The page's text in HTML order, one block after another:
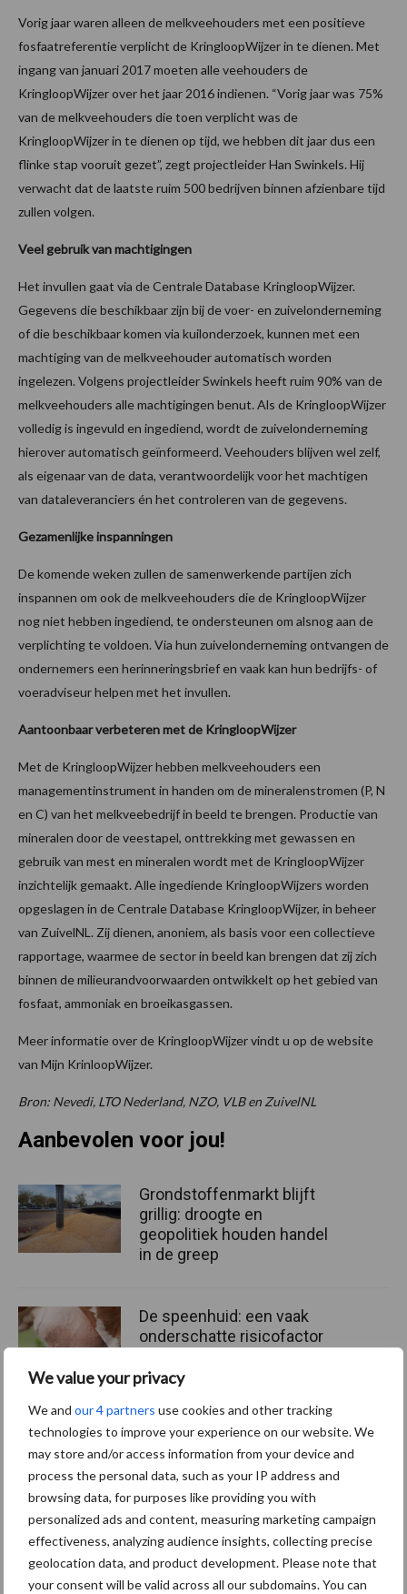
We value your privacy
We and our 4 partners use cookies and other tracking
technologies to improve your experience on our website. We
may store and/or access information from your device and
process the personal data, such as your IP address and
browsing data, for purposes like providing you with
personalized ads and content, measuring marketing campaign
effectiveness, analyzing audience insights, collecting precise
geolocation data, and product development. Please note that
your consent will be valid across all our subdomains. You can
Vorig jaar waren alleen de melkveehouders met een positieve
fosfaatreferentie verplicht de KringloopWijzer in te dienen. Met
ingang van januari 2017 moeten alle veehouders de
KringloopWijzer over het jaar 2016 indienen. “Vorig jaar was 75%
van de melkveehouders die toen verplicht was de
KringloopWijzer in te dienen op tijd, we hebben dit jaar dus een
flinke stap vooruit gezet”, zegt projectleider Han Swinkels. Hij
verwacht dat de laatste ruim 500 bedrijven binnen afzienbare tijd
zullen volgen.
Veel gebruik van machtigingen
Het invullen gaat via de Centrale Database KringloopWijzer.
Gegevens die beschikbaar zijn bij de voer- en zuivelonderneming
of die beschikbaar komen via kuilonderzoek, kunnen met een
machtiging van de melkveehouder automatisch worden
ingelezen. Volgens projectleider Swinkels heeft ruim 90% van de
melkveehouders alle machtigingen benut. Als de KringloopWijzer
volledig is ingevuld en ingediend, wordt de zuivelonderneming
hierover automatisch geïnformeerd. Veehouders blijven wel zelf,
als eigenaar van de data, verantwoordelijk voor het machtigen
van dataleveranciers én het controleren van de gegevens.
Gezamenlijke inspanningen
De komende weken zullen de samenwerkende partijen zich
inspannen om ook de melkveehouders die de KringloopWijzer
nog niet hebben ingediend, te ondersteunen om alsnog aan de
verplichting te voldoen. Via hun zuivelonderneming ontvangen de
ondernemers een herinneringsbrief en vaak kan hun bedrijfs- of
voeradviseur helpen met het invullen.
Aantoonbaar verbeteren met de KringloopWijzer
Met de KringloopWijzer hebben melkveehouders een
managementinstrument in handen om de mineralenstromen (P, N
en C) van het melkveebedrijf in beeld te brengen. Productie van
mineralen door de veestapel, onttrekking met gewassen en
gebruik van mest en mineralen wordt met de KringloopWijzer
inzichtelijk gemaakt. Alle ingediende KringloopWijzers worden
opgeslagen in de Centrale Database KringloopWijzer, in beheer
van ZuivelNL. Zij dienen, anoniem, als basis voor een collectieve
rapportage, waarmee de sector in beeld kan brengen dat zij zich
binnen de milieurandvoorwaarden ontwikkelt op het gebied van
fosfaat, ammoniak en broeikasgassen.
Meer informatie over de KringloopWijzer vindt u op de website
van Mijn KrinloopWijzer.
Bron: Nevedi, LTO Nederland, NZO, VLB en ZuivelNL
Aanbevolen voor jou!
Grondstoffenmarkt blijft
grillig: droogte en
geopolitiek houden handel
in de greep
De speenhuid: een vaak
onderschatte risicofactor
ForFarmers ziet volume en
marktaandeel groeien in
krimpende Nederlandse
markt
Themapagina's